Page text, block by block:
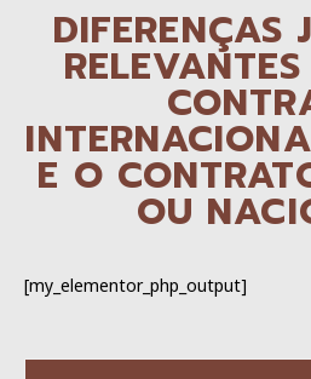
DIFERENÇAS
E O
OU
[my_elementor_php_output]